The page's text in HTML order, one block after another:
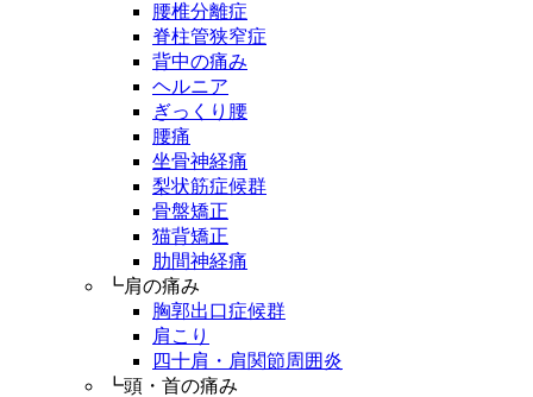
腰椎分離症
脊柱管狭窄症
背中の痛み
ヘルニア
ぎっくり腰
腰痛
坐骨神経痛
梨状筋症候群
骨盤矯正
猫背矯正
肋間神経痛
┗肩の痛み
胸郭出口症候群
肩こり
四十肩・肩関節周囲炎
┗頭・首の痛み